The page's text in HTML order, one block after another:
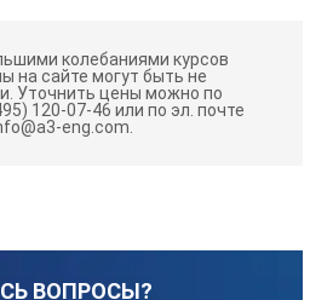
ЖК-индикатор
опасного напряжения (>20 В) в
состояния источников питания
колебаниями курсов
на сайте могут быть не
Уточнить цены можно по
120-07-46 или по эл. почте
eng.com.
ВОПРОСЫ?